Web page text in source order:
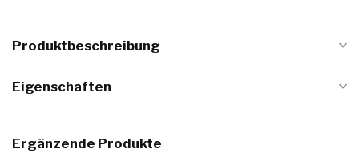
Produktbeschreibung
Eigenschaften
Ergänzende Produkte